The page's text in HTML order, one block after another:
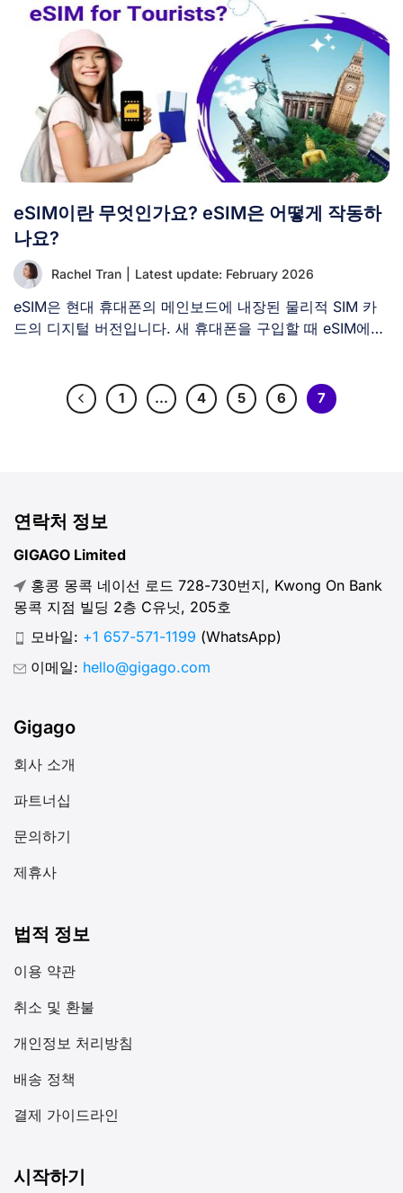
eSIM이란 무엇인가요? eSIM은 어떻게 작동하
나요?
Rachel Tran Latest update: February 2026
eSIM은 현대 휴대폰의 메인보드에 내장된 물리적 SIM 카
드의 디지털 버전입니다. 새 휴대폰을 구입할 때 eSIM에
1 … 4 5 6 7
연락처 정보
GIGAGO Limited
홍콩 몽콕 네이선 로드 728-730번지, Kwong On Bank
몽콕 지점 빌딩 2층 C유닛, 205호
모바일: +1 657-571-1199 (WhatsApp)
이메일: hello@gigago.com
Gigago
회사 소개
파트너십
문의하기
제휴사
법적 정보
이용 약관
취소 및 환불
개인정보 처리방침
배송 정책
결제 가이드라인
시작하기